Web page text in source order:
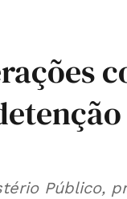
Público,